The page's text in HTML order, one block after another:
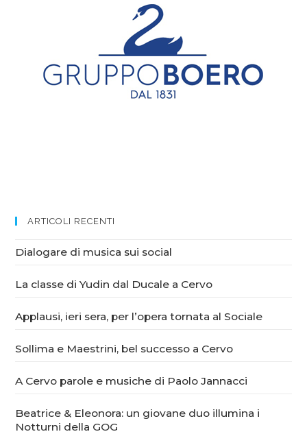
ARTICOLI RECENTI
Dialogare di musica sui social
La classe di Yudin dal Ducale a Cervo
Applausi, ieri sera, per l’opera tornata al Sociale
Sollima e Maestrini, bel successo a Cervo
A Cervo parole e musiche di Paolo Jannacci
Beatrice & Eleonora: un giovane duo illumina i
Notturni della GOG